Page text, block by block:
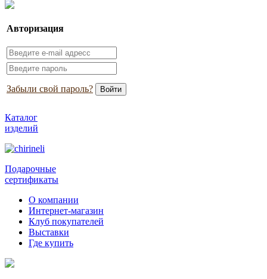
Авторизация
Забыли свой пароль?
Каталог
изделий
Подарочные
сертификаты
О компании
Интернет-магазин
Клуб покупателей
Выставки
Где купить